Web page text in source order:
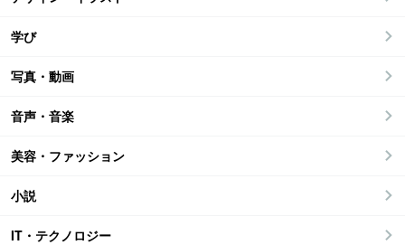
学び
写真・動画
音声・音楽
美容・ファッション
小説
IT・テクノロジー